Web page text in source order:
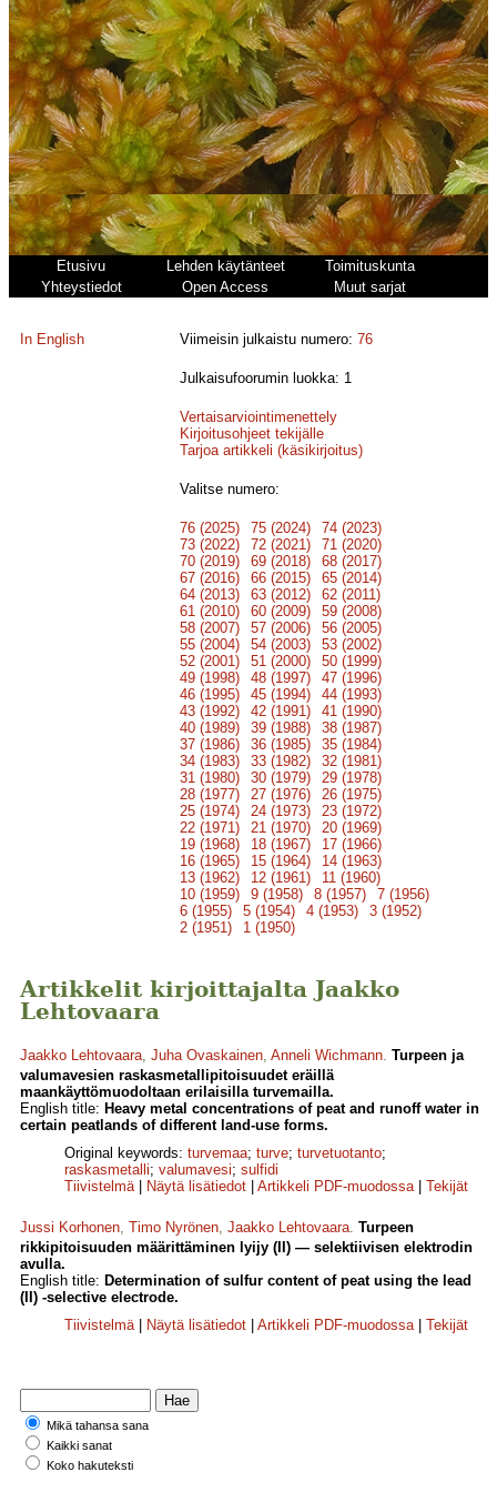
Etusivu Lehden käytänteet
Toimituskunta
Yhteystiedot
Open Access Muut sarjat
In English Viimeisin julkaistu numero:76
Julkaisufoorumin luokka: 1
Vertaisarviointimenettely
Kirjoitusohjeet tekijälle
Tarjoa artikkeli (käsikirjoitus)
Valitse numero:
76 (2025) 75 (2024)
74 (2023)
73 (2022)
72 (2021)
71 (2020)
70 (2019)
69 (2018)
68 (2017)
67 (2016)
66 (2015)
65 (2014)
64 (2013)
63 (2012)
62 (2011)
61 (2010)
60 (2009)
59 (2008)
58 (2007)
57 (2006)
56 (2005)
55 (2004)
54 (2003)
53 (2002)
52 (2001)
51 (2000)
50 (1999)
49 (1998)
48 (1997)
47 (1996)
46 (1995)
45 (1994)
44 (1993)
43 (1992)
42 (1991)
41 (1990)
40 (1989)
39 (1988)
38 (1987)
37 (1986)
36 (1985)
35 (1984)
34 (1983)
33 (1982)
32 (1981)
31 (1980)
30 (1979)
29 (1978)
28 (1977)
27 (1976)
26 (1975)
25 (1974)
24 (1973)
23 (1972)
22 (1971)
21 (1970)
20 (1969)
19 (1968)
18 (1967)
17 (1966)
16 (1965)
15 (1964)
14 (1963)
13 (1962)
12 (1961)
11 (1960)
10 (1959)
9 (1958) 8 (1957)
7 (1956)
6 (1955)
5 (1954) 4 (1953)
3 (1952)
2 (1951)
1 (1950)
Artikkelit kirjoittajalta Jaakko
Lehtovaara
Jaakko Lehtovaara, Juha Ovaskainen, Anneli Wichmann. Turpeen ja
valumavesien raskasmetallipitoisuudet eräillä
maankäyttömuodoltaan erilaisilla turvemailla.
English title: Heavy metal concentrations of peat and runoff water in
certain peatlands of different land-use forms.
Original keywords: turvemaa; turve; turvetuotanto;
raskasmetalli; valumavesi; sulfidi
Tiivistelmä| Näytä lisätiedot Artikkeli PDF-muodossa| Tekijät
Jussi Korhonen, Timo Nyrönen, Jaakko Lehtovaara. Turpeen
rikkipitoisuuden määrittäminen lyijy (II) — selektiivisen elektrodin
avulla.
English title: Determination of sulfur content of peat using the lead
(II) -selective electrode.
Tiivistelmä| Näytä lisätiedot Artikkeli PDF-muodossa| Tekijät
Mikä tahansa sana
Kaikki sanat
Koko hakuteksti